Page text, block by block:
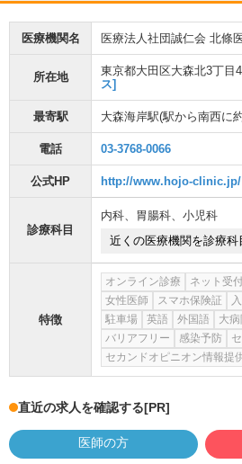
医療機関名 医療法人社団誠仁会 北條
所在地 東京都大田区大森北3丁目
ス]
最寄駅 大森海岸駅(駅から南西に
電話 03-3768-0066
公式HP http://www.hojo-clinic.jp/
診療科目
内科、 胃腸科、 小児科
近くの医療機関を診療科
特徴
オンライン診療 ネット受
女性医師
スマホ保険証
駐車場
英語 外国語 大
バリアフリー
感染予防
セカンドオピニオン情報提
直近の求人を確認する[PR]
医師の方